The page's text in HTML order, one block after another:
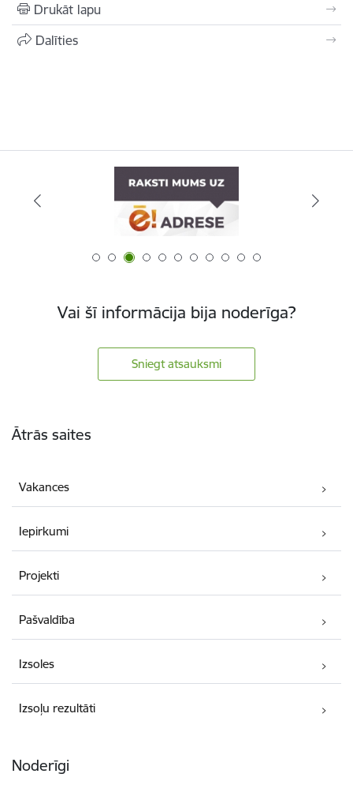
Drukāt lapu
Dalīties
Vai šī informācija bija noderīga?
Sniegt atsauksmi
Ātrās saites
Vakances
Iepirkumi
Projekti
Pašvaldība
Izsoles
Izsoļu rezultāti
Noderīgi